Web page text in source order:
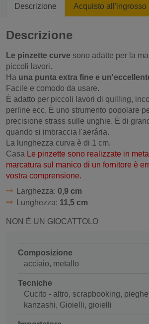
Descrizione Acquisto all'ingrosso
Descrizione
Le pinzette curve sono adatte per la
piccoli lavori.
Ha una punta extra fine e
Facile e comodo da usare.
È adatto per piccoli lavori di quilling,
perline ecc. È uno strumento popolare
precisione strass sulle unghie. È di
quando si imbraccia l'aerária.
La lunghezza curva è di 1 cm.
Casa Le pinzette sono realizzate in
marcatura sul manico di un fornitore è
vostra comprensione.
Larghezza: 0,9 cm
Lunghezza: 11,5 cm
NON È UN GIOCATTOLO
Composizione
acciaio, metallo
Tecniche
Cucito - altro, scrapbooking,
kanzashi, Gioielli, gioielli